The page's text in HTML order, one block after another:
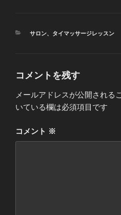
カ
サロン、 タイマッサージレッスン
コメントを残す
メールアドレスが公開される
いている欄は必須項目です
コメント ※